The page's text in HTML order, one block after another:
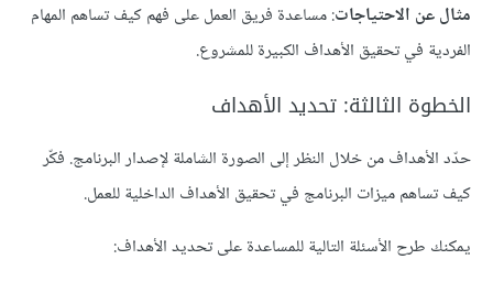
مثال عن الاحتياجات: مساعدة فريق العمل على فهم كيف تساهم المهام
الفردية في تحقيق الأهداف الكبيرة للمشروع.
الخطوة الثالثة: تحديد الأهداف
حدّد الأهداف من خلال النظر إلى الصورة الشاملة لإصدار البرنامج. فكّر
كيف تساهم ميزات البرنامج في تحقيق الأهداف الداخلية للعمل.
يمكنك طرح الأسئلة التالية للمساعدة على تحديد الأهداف: